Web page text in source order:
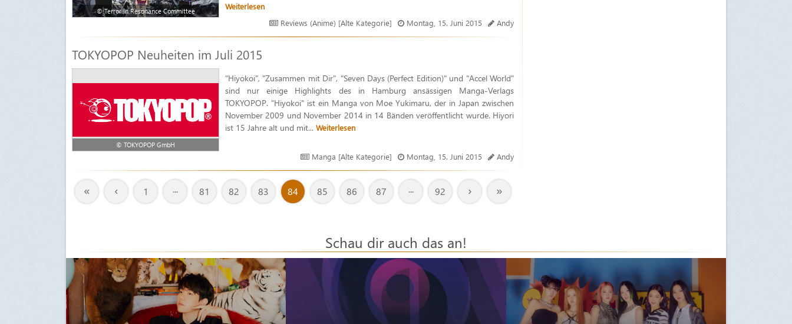
© Terror in Resonance Committee
Weiterlesen
Reviews (Anime) [Alte Kategorie]
Montag, 15. Juni 2015 Andy
TOKYOPOP Neuheiten im Juli 2015
© TOKYOPOP GmbH
"Hiyokoi", "Zusammen mit Dir", "Seven Days (Perfect Edition)" und "Accel World"
sind nur einige Highlights des in Hamburg ansässigen Manga-Verlags
TOKYOPOP. "Hiyokoi" ist ein Manga von Moe Yukimaru, der in Japan zwischen
November 2009 und November 2014 in 14 Bänden veröffentlicht wurde. Hiyori
ist 15 Jahre alt und mit... Weiterlesen
Manga [Alte Kategorie] Montag, 15. Juni 2015 Andy
« ‹ 1 ··· 81 82 83 84 85 86 87 ··· 92 › »
Schau dir auch das an!